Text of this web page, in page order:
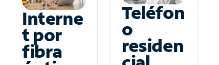
Interne
t por
fibra
Teléfon
o
residen